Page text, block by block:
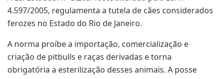
4.597/2005, regulamenta a tutela de cães considerados
ferozes no Estado do Rio de Janeiro.
A norma proíbe a importação, comercialização e
criação de pitbulls e raças derivadas e torna
obrigatória a esterilização desses animais. A posse